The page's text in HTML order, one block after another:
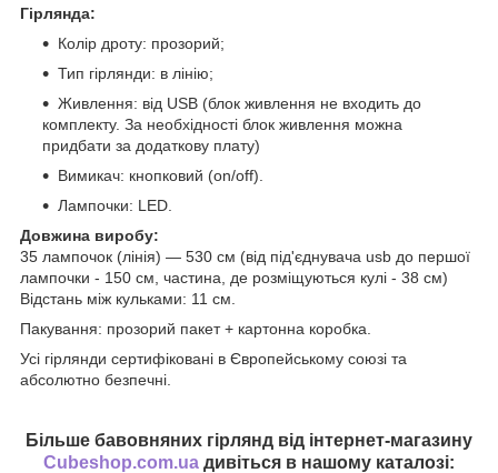
Гірлянда:
Колір дроту: прозорий;
Тип гірлянди: в лінію;
Живлення: від USB (блок живлення не входить до
комплекту. За необхідності блок живлення можна
придбати за додаткову плату)
Вимикач: кнопковий (on/off).
Лампочки: LED.
Довжина виробу:
35 лампочок (лінія) — 530 см (від під'єднувача usb до першої
лампочки - 150 см, частина, де розміщуються кулі - 38 см)
Відстань між кульками: 11 см.
Пакування: прозорий пакет + картонна коробка.
Усі гірлянди сертифіковані в Європейському союзі та
абсолютно безпечні.
Більше бавовняних гірлянд від інтернет-магазину
Cubeshop.com.ua дивіться в нашому каталозі: